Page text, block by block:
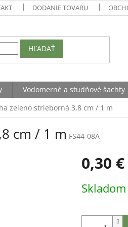
DODANIE TOVARU
HĽADAŤ
Vodomerné a studňové šachty
zeleno strieborná 3,8 cm / 1 m
cm / 1 m FS44-08A
0,30 €
cena:
Skladom